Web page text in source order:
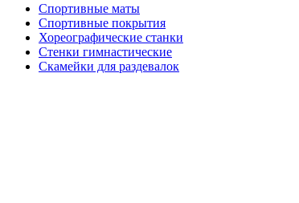
Спортивные маты
Спортивные покрытия
Хореографические станки
Стенки гимнастические
Скамейки для раздевалок